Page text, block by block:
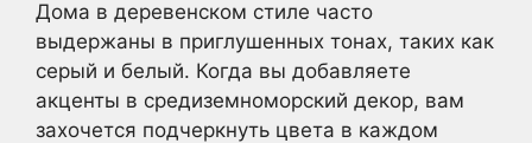
Дома в деревенском стиле часто
выдержаны в приглушенных тонах, таких как
серый и белый. Когда вы добавляете
акценты в средиземноморский декор, вам
захочется подчеркнуть цвета в каждом